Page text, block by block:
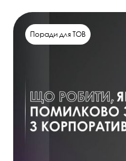
Поради для ТОВ